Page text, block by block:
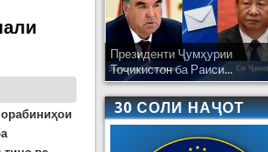
Президенти Ҷумҳурии
Тоҷикистон ба Раиси...
30 СОЛИ НАҶОТ